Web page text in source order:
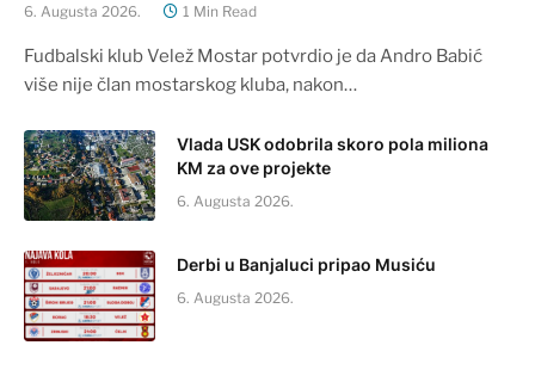
6. Augusta 2026. 1 Min Read
Fudbalski klub Velež Mostar potvrdio je da Andro Babić
više nije član mostarskog kluba, nakon…
Vlada USK odobrila skoro pola miliona
KM za ove projekte
6. Augusta 2026.
Derbi u Banjaluci pripao Musiću
6. Augusta 2026.